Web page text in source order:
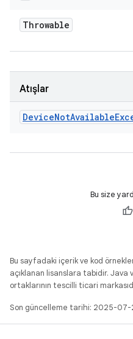
Throwable
Atışlar
DeviceNotAvailable
Bu size
Bu sayfadaki içerik ve kod
açıklanan lisanslara tabidir. Java
ortaklarının tescilli ticari
Son güncelleme tarihi: 2025-07-